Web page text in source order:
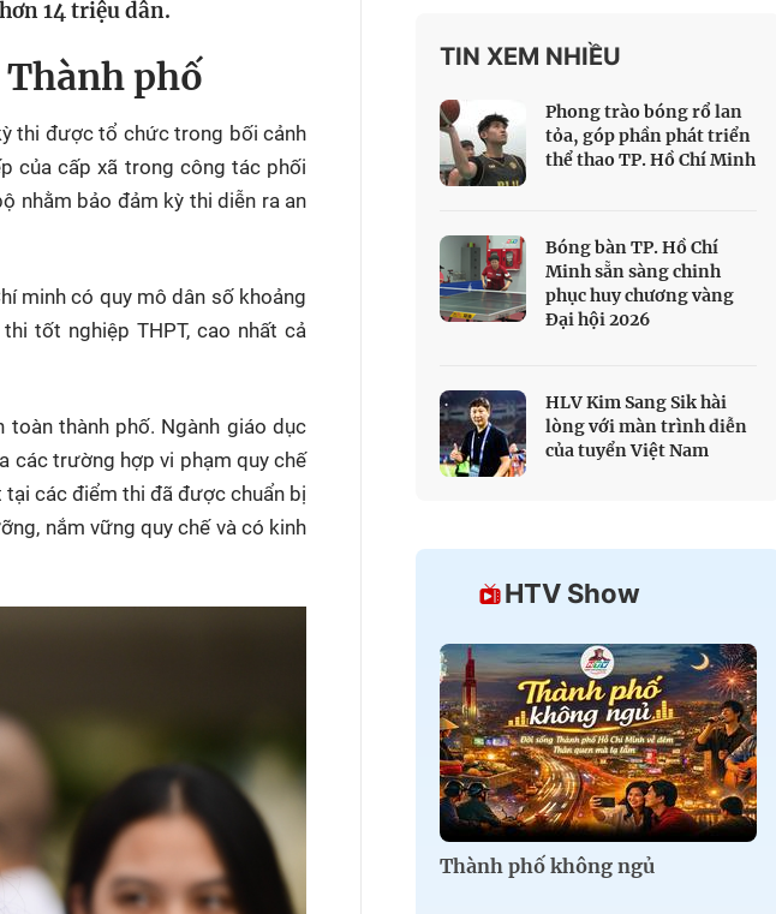
HTV Sự kiện
Made By Vietnam
Ngày hội HTV
Innovation Fest
một tấm
Cuộc đua xe đạp
Cúp Truyền hình
Cuộc đua offroad
HTV
SEA Games 33
14 triệu dân.
phố
thi được tổ chức trong bối cảnh
của cấp xã trong công tác phối
nhằm bảo đảm kỳ thi diễn ra an
minh có quy mô dân số khoảng
tốt nghiệp THPT, cao nhất cả
thành phố. Ngành giáo dục
các trường hợp vi phạm quy chế
các điểm thi đã được chuẩn bị
nắm vững quy chế và có kinh
TIN XEM NHIỀU
Phong trào bóng rổ lan
tỏa, góp phần phát triển
thể thao TP. Hồ Chí Minh
Bóng bàn TP. Hồ Chí
Minh sẵn sàng chinh
phục huy chương vàng
Đại hội 2026
HLV Kim Sang Sik hài
lòng với màn trình diễn
của tuyển Việt Nam
HTV Show
Thành phố không ngủ